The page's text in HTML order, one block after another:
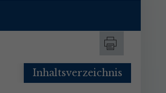
Inhaltsverzeichnis